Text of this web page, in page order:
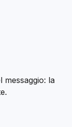
messaggio: la